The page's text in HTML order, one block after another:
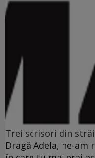
Trei scrisori din
Dragă Adela, ne-am